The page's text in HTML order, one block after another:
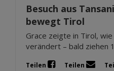
Besuch aus
bewegt Tirol
Grace zeigte in Tirol,
verändert – bald ziehen
Teilen Teilen